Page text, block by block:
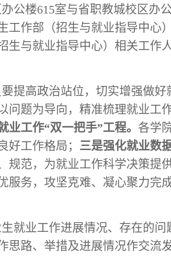
公楼615室与省职教城校区办
工作部（招生与就业指导中心
与就业指导中心）相关工作
提高政治站位，切实增强做好
问题为导向，精准梳理就业工
业工作“双一把手”工程。 各学
工作格局； 三是强化就业数
范，为就业工作科学决策提
服务，攻坚克难、凝心聚力完
就业工作进展情况、存在的问
路、举措及进展情况作交流发